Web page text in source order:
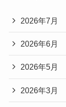
2026年7月
2026年6月
2026年5月
2026年3月